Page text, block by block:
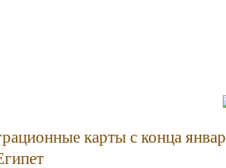
карты с конца